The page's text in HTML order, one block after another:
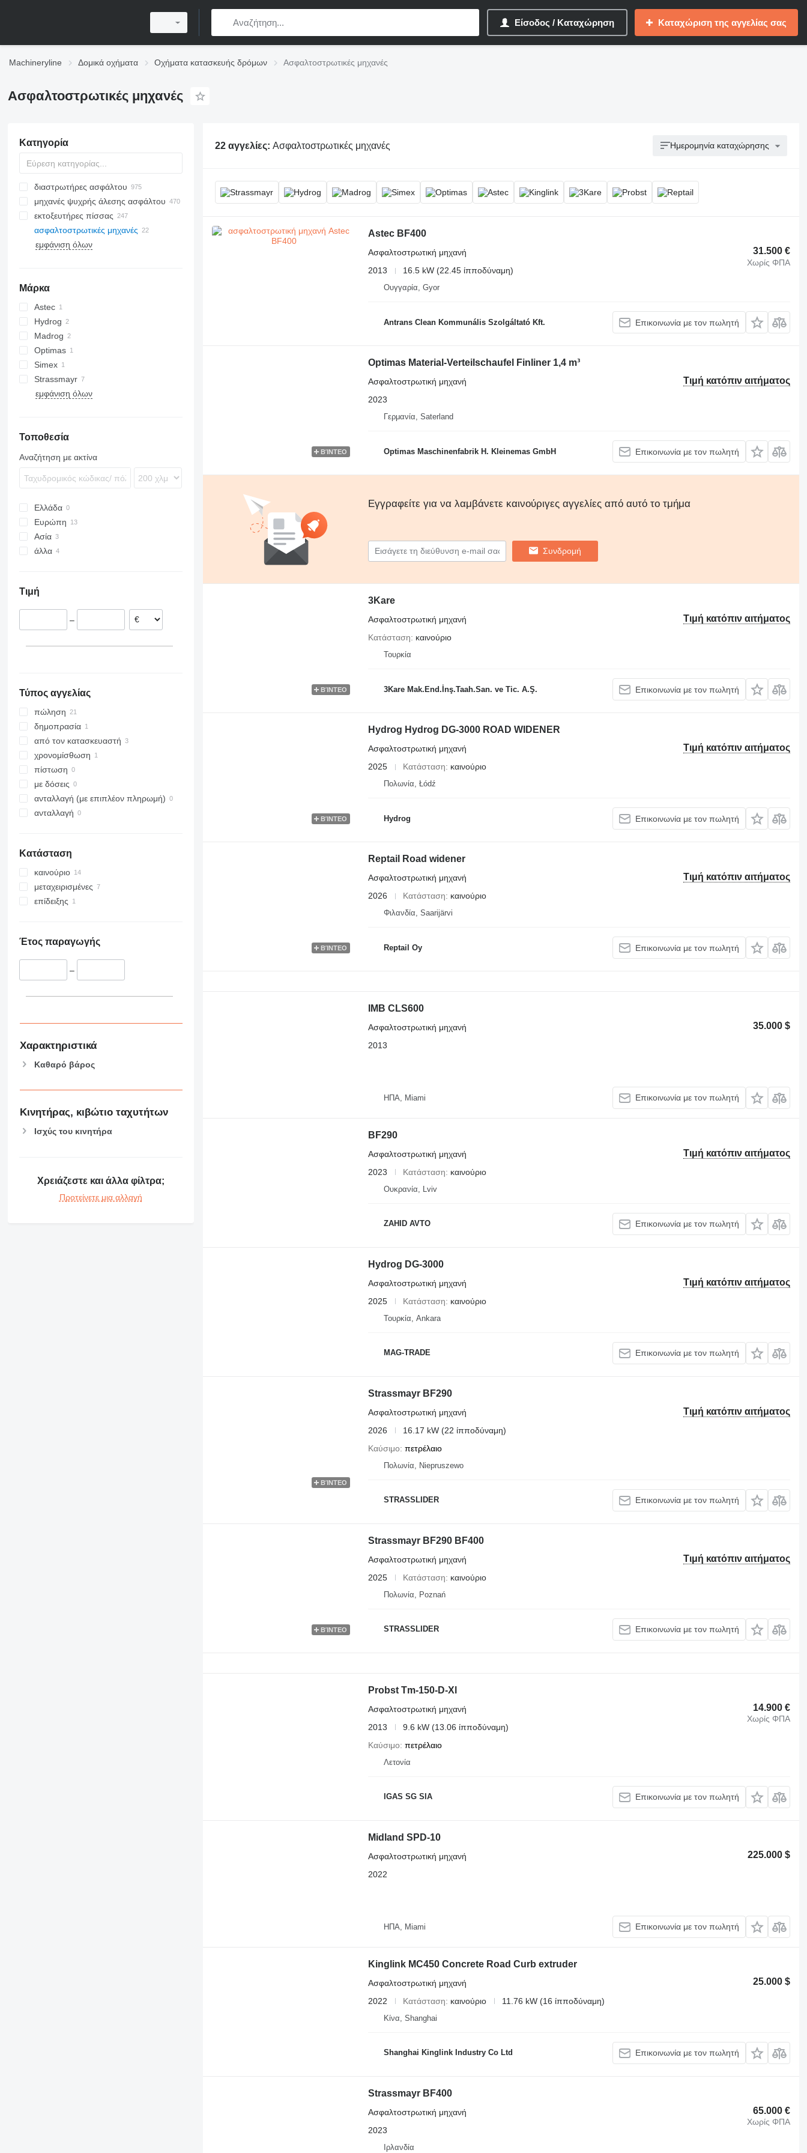
Είσοδος / Καταχώρηση Καταχώριση της αγγελίας σας
Machineryline Δομικά οχήματα Οχήματα κατασκευής δρόμων Ασφαλτοστρωτικές μηχανές
Ασφαλτοστρωτικές μηχανές
Κατηγορία
διαστρωτήρες ασφάλτου
ερπυστριοφόροι διαστρωτήρες
ασφάλτου
μηχανές ψυχρής άλεσης ασφάλτου
εκτοξευτήρες πίσσας
ασφαλτοστρωτικές μηχανές
εμφάνιση όλων
Μάρκα
Astec
Hydrog
Madrog
Optimas
Simex
ST
Strassmayr
εμφάνιση όλων
Τοποθεσία
Αναζήτηση με ακτίνα
Ελλάδα
Ευρώπη
Ιταλία
Ιρλανδία
Ασία
άλλα
Τιμή
–
Τύπος αγγελίας
πώληση
δημοπρασία
από τον κατασκευαστή
χρονομίσθωση
πίστωση
με δόσεις
ανταλλαγή (με επιπλέον πληρωμή)
ανταλλαγή
Κατάσταση
καινούριο
μεταχειρισμένες
επίδειξης
Έτος παραγωγής
–
Χαρακτηριστικά
Καθαρό βάρος
Κινητήρας, κιβώτιο ταχυτήτων
Ισχύς του κινητήρα
Χρειάζεστε και άλλα φίλτρα;
Προτείνετε μια αλλαγή
22 αγγελίες: Ασφαλτοστρωτικές μηχανές Ημερομηνία καταχώρησης
Astec BF400
31.500 €
Χωρίς ΦΠΑ
Ασφαλτοστρωτική μηχανή
2013
16.5 kW (22.45 ίπποδύναμη)
Ουγγαρία, Gyor
Antrans Clean Kommunális Szolgáltató Kft. Επικοινωνία με τον πωλητή
ΒΊΝΤΕΟ
Optimas Material-Verteilschaufel Finliner 1,4 m³
Τιμή κατόπιν αιτήματος
Ασφαλτοστρωτική μηχανή
2023
Γερμανία, Saterland
Optimas Maschinenfabrik H. Kleinemas GmbH Επικοινωνία με τον πωλητή
Εγγραφείτε για να λαμβάνετε καινούριγες αγγελίες από αυτό το τμήμα
Συνδρομή
ΒΊΝΤΕΟ
3Kare
Τιμή κατόπιν αιτήματος
Ασφαλτοστρωτική μηχανή
Κατάσταση
καινούριο
Τουρκία
3Kare Mak.End.İnş.Taah.San. ve Tic. A.Ş. Επικοινωνία με τον πωλητή
ΒΊΝΤΕΟ
Hydrog Hydrog DG-3000 ROAD WIDENER
Τιμή κατόπιν αιτήματος
Ασφαλτοστρωτική μηχανή
2025
Κατάσταση καινούριο
Πολωνία, Łódź
Hydrog Επικοινωνία με τον πωλητή
ΒΊΝΤΕΟ
Reptail Road widener
Τιμή κατόπιν αιτήματος
Ασφαλτοστρωτική μηχανή
2026
Κατάσταση καινούριο
Φιλανδία, Saarijärvi
Reptail Oy Επικοινωνία με τον πωλητή
IMB CLS600
35.000 $
Ασφαλτοστρωτική μηχανή
2013
ΗΠΑ, Miami Επικοινωνία με τον πωλητή
BF290
Τιμή κατόπιν αιτήματος
Ασφαλτοστρωτική μηχανή
2023
Κατάσταση καινούριο
Ουκρανία, Lviv
ZAHID AVTO Επικοινωνία με τον πωλητή
Hydrog DG-3000
Τιμή κατόπιν αιτήματος
Ασφαλτοστρωτική μηχανή
2025
Κατάσταση καινούριο
Τουρκία, Ankara
MAG-TRADE Επικοινωνία με τον πωλητή
ΒΊΝΤΕΟ
Strassmayr BF290
Τιμή κατόπιν αιτήματος
Ασφαλτοστρωτική μηχανή
2026
16.17 kW (22 ίπποδύναμη)
Καύσιμο πετρέλαιο
Πολωνία, Niepruszewo
STRASSLIDER Επικοινωνία με τον πωλητή
ΒΊΝΤΕΟ
Strassmayr BF290 BF400
Τιμή κατόπιν αιτήματος
Ασφαλτοστρωτική μηχανή
2025
Κατάσταση καινούριο
Πολωνία, Poznań
STRASSLIDER Επικοινωνία με τον πωλητή
Probst Tm-150-D-Xl
14.900 €
Χωρίς ΦΠΑ
Ασφαλτοστρωτική μηχανή
2013
9.6 kW (13.06 ίπποδύναμη)
Καύσιμο πετρέλαιο
Λετονία
IGAS SG SIA Επικοινωνία με τον πωλητή
Midland SPD-10
225.000 $
Ασφαλτοστρωτική μηχανή
2022
ΗΠΑ, Miami Επικοινωνία με τον πωλητή
Kinglink MC450 Concrete Road Curb extruder
25.000 $
Ασφαλτοστρωτική μηχανή
2022
Κατάσταση καινούριο 11.76 kW (16 ίπποδύναμη)
Κίνα, Shanghai
Shanghai Kinglink Industry Co Ltd Επικοινωνία με τον πωλητή
Strassmayr BF400
65.000 €
Χωρίς ΦΠΑ
Ασφαλτοστρωτική μηχανή
2023
Ιρλανδία